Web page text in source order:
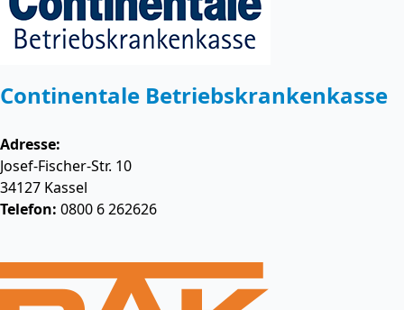
Continentale Betriebskrankenkasse
Adresse:
Josef-Fischer-Str. 10
34127 Kassel
Telefon: 0800 6 262626